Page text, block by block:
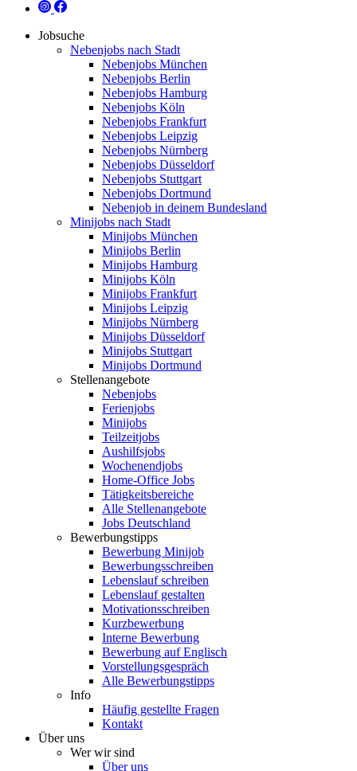
Jobsuche
Nebenjobs nach Stadt
Nebenjobs München
Nebenjobs Berlin
Nebenjobs Hamburg
Nebenjobs Köln
Nebenjobs Frankfurt
Nebenjobs Leipzig
Nebenjobs Nürnberg
Nebenjobs Düsseldorf
Nebenjobs Stuttgart
Nebenjobs Dortmund
Nebenjob in deinem Bundesland
Minijobs nach Stadt
Minijobs München
Minijobs Berlin
Minijobs Hamburg
Minijobs Köln
Minijobs Frankfurt
Minijobs Leipzig
Minijobs Nürnberg
Minijobs Düsseldorf
Minijobs Stuttgart
Minijobs Dortmund
Stellenangebote
Nebenjobs
Ferienjobs
Minijobs
Teilzeitjobs
Aushilfsjobs
Wochenendjobs
Home-Office Jobs
Tätigkeitsbereiche
Alle Stellenangebote
Jobs Deutschland
Bewerbungstipps
Bewerbung Minijob
Bewerbungsschreiben
Lebenslauf schreiben
Lebenslauf gestalten
Motivationsschreiben
Kurzbewerbung
Interne Bewerbung
Bewerbung auf Englisch
Vorstellungsgespräch
Alle Bewerbungstipps
Info
Häufig gestellte Fragen
Kontakt
Über uns
Wer wir sind
Über uns